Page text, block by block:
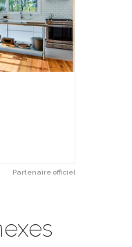
Partenaire officiel